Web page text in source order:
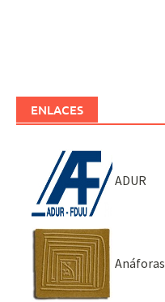
ENLACES
ADUR
Anáforas